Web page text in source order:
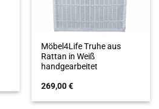
Möbel4Life Truhe aus
Rattan in Weiß
handgearbeitet
269,00€